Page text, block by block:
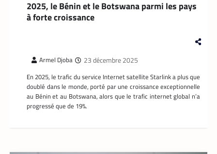
2025, le Bénin et le Botswana parmi les pays
à forte croissance
Armel Djoba 23 décembre 2025
En 2025, le trafic du service Internet satellite Starlink a plus que
doublé dans le monde, porté par une croissance exceptionnelle
au Bénin et au Botswana, alors que le trafic internet global n’a
progressé que de 19%.
partenaires Yango s’est imposé comme l’un
des meilleurs
La Rédaction
est sans doute le doyen des coursiers-
Chaque matin, depuis son logement de
Marcory, il enfourche son vélo, ouvre
l’application Pro développée
spécifiquement pour les coursiers, et